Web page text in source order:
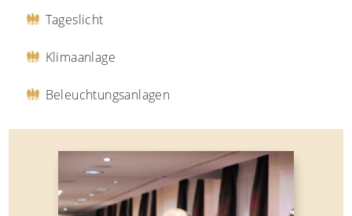
Tageslicht
Klimaanlage
Beleuchtungsanlagen